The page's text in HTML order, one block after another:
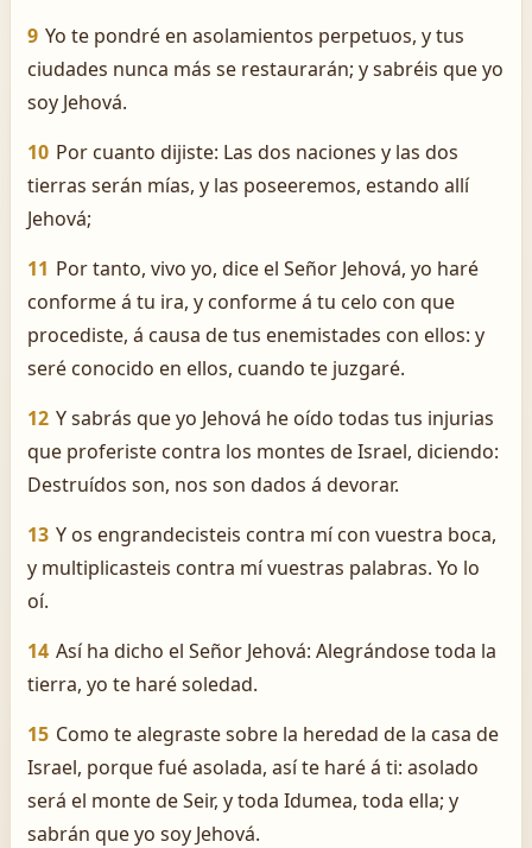
9 Yo te pondré en asolamientos perpetuos, y tus
ciudades nunca más se restaurarán; y sabréis que yo
soy Jehová.
10 Por cuanto dijiste: Las dos naciones y las dos
tierras serán mías, y las poseeremos, estando allí
Jehová;
11 Por tanto, vivo yo, dice el Señor Jehová, yo haré
conforme á tu ira, y conforme á tu celo con que
procediste, á causa de tus enemistades con ellos: y
seré conocido en ellos, cuando te juzgaré.
12 Y sabrás que yo Jehová he oído todas tus injurias
que proferiste contra los montes de Israel, diciendo:
Destruídos son, nos son dados á devorar.
13 Y os engrandecisteis contra mí con vuestra boca,
y multiplicasteis contra mí vuestras palabras. Yo lo
oí.
14 Así ha dicho el Señor Jehová: Alegrándose toda la
tierra, yo te haré soledad.
15 Como te alegraste sobre la heredad de la casa de
Israel, porque fué asolada, así te haré á ti: asolado
será el monte de Seir, y toda Idumea, toda ella; y
sabrán que yo soy Jehová.